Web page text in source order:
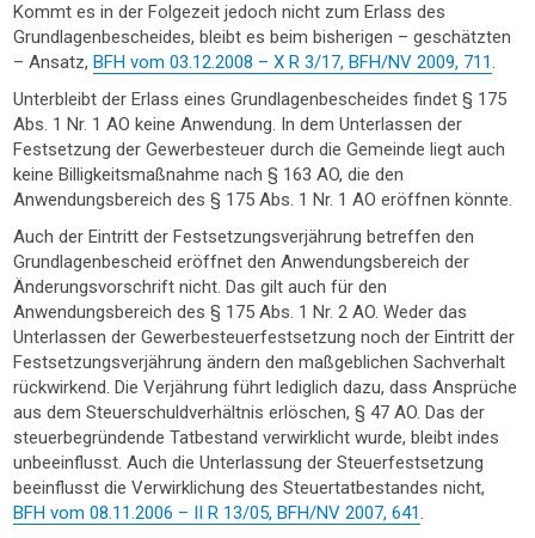
Kommt es in der Folgezeit jedoch nicht zum Erlass des
Grundlagenbescheides, bleibt es beim bisherigen – geschätzten
– Ansatz,BFH vom 03.12.2008 – X R 3/17, BFH/NV 2009, 711.
Unterbleibt der Erlass eines Grundlagenbescheides findet § 175
Abs. 1 Nr. 1 AO keine Anwendung. In dem Unterlassen der
Festsetzung der Gewerbesteuer durch die Gemeinde liegt auch
keine Billigkeitsmaßnahme nach § 163 AO, die den
Anwendungsbereich des § 175 Abs. 1 Nr. 1 AO eröffnen könnte.
Auch der Eintritt der Festsetzungsverjährung betreffen den
Grundlagenbescheid eröffnet den Anwendungsbereich der
Änderungsvorschrift nicht. Das gilt auch für den
Anwendungsbereich des § 175 Abs. 1 Nr. 2 AO. Weder das
Unterlassen der Gewerbesteuerfestsetzung noch der Eintritt der
Festsetzungsverjährung ändern den maßgeblichen Sachverhalt
rückwirkend. Die Verjährung führt lediglich dazu, dass Ansprüche
aus dem Steuerschuldverhältnis erlöschen, § 47 AO. Das der
steuerbegründende Tatbestand verwirklicht wurde, bleibt indes
unbeeinflusst. Auch die Unterlassung der Steuerfestsetzung
beeinflusst die Verwirklichung des Steuertatbestandes nicht,
BFH vom 08.11.2006 – II R 13/05, BFH/NV 2007, 641.